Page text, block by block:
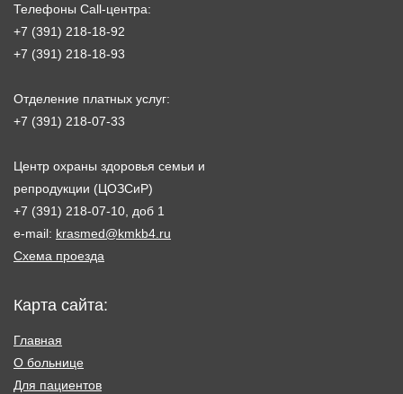
Телефоны Call-центра:
+7 (391) 218-18-92
+7 (391) 218-18-93
Отделение платных услуг:
+7 (391) 218-07-33
Центр охраны здоровья семьи и
репродукции (ЦОЗСиР)
+7 (391) 218-07-10, доб 1
e-mail: krasmed@kmkb4.ru
Схема проезда
Карта сайта:
Главная
О больнице
Для пациентов